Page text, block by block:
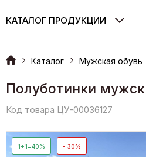
КАТАЛОГ ПРОДУКЦИИ
Каталог Мужская обувь
Полуботинки
Код товара ЦУ-00036127
1+1=40% - 30%